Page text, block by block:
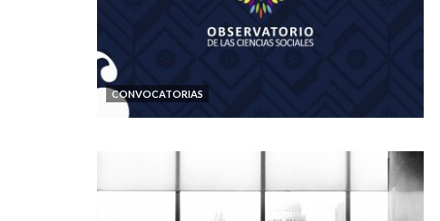
CONVOCATORIAS